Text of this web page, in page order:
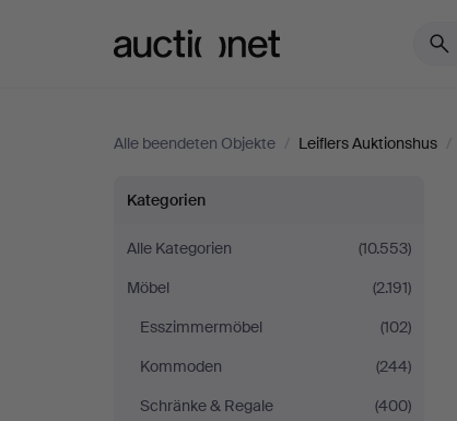
Alle beendeten Objekte / Leiflers Auktionshus /
Sonstiges
bei
Leiflers
Auktionshus
Kategorien
Alle Kategorien
(10.553)
Möbel
(2.191)
Esszimmermöbel
(102)
Kommoden
(244)
Schränke & Regale
(400)